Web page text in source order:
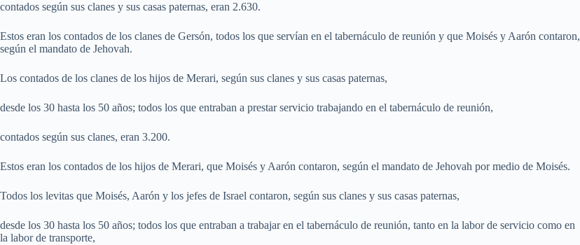
contados según sus clanes y sus casas paternas, eran 2.630.
Estos eran los contados de los clanes de Gersón, todos los que servían en el tabernáculo de reunión y que Moisés y Aarón contaron,
según el mandato de Jehovah.
Los contados de los clanes de los hijos de Merari, según sus clanes y sus casas paternas,
desde los 30 hasta los 50 años; todos los que entraban a prestar servicio trabajando en el tabernáculo de reunión,
contados según sus clanes, eran 3.200.
Estos eran los contados de los hijos de Merari, que Moisés y Aarón contaron, según el mandato de Jehovah por medio de Moisés.
Todos los levitas que Moisés, Aarón y los jefes de Israel contaron, según sus clanes y sus casas paternas,
desde los 30 hasta los 50 años; todos los que entraban a trabajar en el tabernáculo de reunión, tanto en la labor de servicio como en
la labor de transporte,